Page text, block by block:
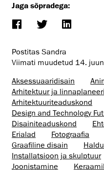
Jaga sõpradega:
Postitas Sandra
Viimati muudetud 14.
Aksessuaaridisain
Arhitektuur ja
Arhitektuuri­teaduskond
Design and Technology
Disaini­­teaduskond
Erialad
Fotograafia
Graafiline disain
Installatsioon ja skulptuur
Joonistamine